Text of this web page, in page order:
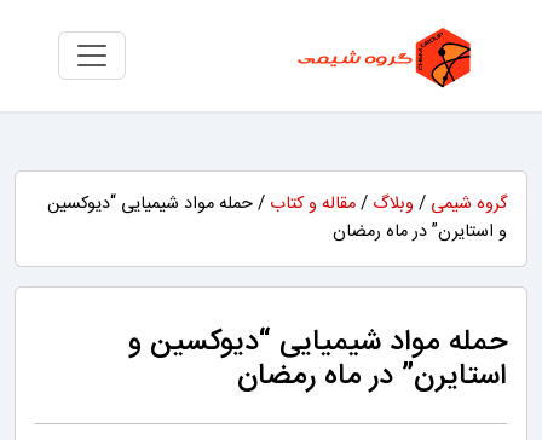
گروه شیمی / وبلاگ /مقاله و کتاب / حمله مواد شیمیایی “دیوکسین
و استایرن” در ماه رمضان
حمله مواد شیمیایی “دیوکسین و
استایرن” در ماه رمضان